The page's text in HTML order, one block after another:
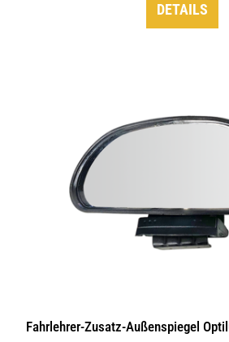
DETAILS
Fahrlehrer-Zusatz-Außen­spiegel